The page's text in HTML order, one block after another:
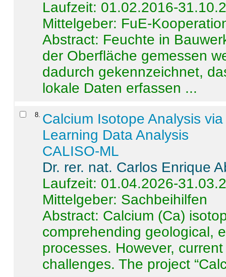
Laufzeit: 01.02.2016-
Mittelgeber: FuE-
Abstract: Feuchte in
der Oberfläche gemessen
dadurch gekennzeichnet,
lokale Daten erfassen ...
8 Calcium Isotope Analysis
Learning Data Analysis
CALISO-ML
Dr. rer. nat. Carlos Enrique
Laufzeit: 01.04.2026-
Mittelgeber: Sachbeihilfen
Abstract: Calcium (Ca)
comprehending geological,
processes. However,
challenges. The project